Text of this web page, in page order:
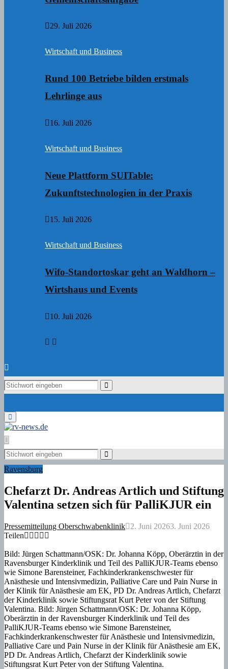
29. Juli 2026
Wirtschaft und Business
Rund 100 Betriebe bilden erstmals
Lehrlinge aus
16. Juli 2026
Wirtschaft und Business
Neue Plattform SUITable:
Zukunftstechnologien in der Praxis
15. Juli 2026
Wirtschaft und Business
Wifo-Standortoskar geht an Waldhorn –
Wirtshaus und Events
10. Juli 2026
Search
Search
Primary
Menu
Search
for:
Search
Ravensburg
Chefarzt Dr. Andreas Artlich und Stiftung
Valentina setzen sich für PalliKJUR ein
Pressemitteilung Oberschwabenklinik 2. Juni 20263. Juni 2026
Teilen
Bild: Jürgen Schattmann/OSK: Dr. Johanna Köpp, Oberärztin in der
Ravensburger Kinderklinik und Teil des PalliKJUR-Teams ebenso
wie Simone Barensteiner, Fachkinderkrankenschwester für
Anästhesie und Intensivmedizin, Palliative Care und Pain Nurse in
der Klinik für Anästhesie am EK, PD Dr. Andreas Artlich, Chefarzt
der Kinderklinik sowie Stiftungsrat Kurt Peter von der Stiftung
Valentina. Bild: Jürgen Schattmann/OSK: Dr. Johanna Köpp,
Oberärztin in der Ravensburger Kinderklinik und Teil des
PalliKJUR-Teams ebenso wie Simone Barensteiner,
Fachkinderkrankenschwester für Anästhesie und Intensivmedizin,
Palliative Care und Pain Nurse in der Klinik für Anästhesie am EK,
PD Dr. Andreas Artlich, Chefarzt der Kinderklinik sowie
Stiftungsrat Kurt Peter von der Stiftung Valentina.